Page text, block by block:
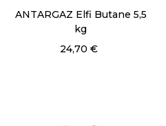
ANTARGAZ Elfi Butane 5,5
kg
24,70 €